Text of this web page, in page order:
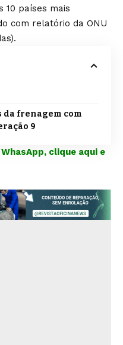
10 países mais
com relatório da ONU
da frenagem com
9
clique aqui e